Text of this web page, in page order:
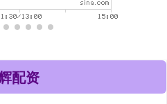
配资